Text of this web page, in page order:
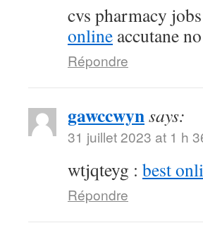
cvs pharmacy
online accutane
Répondre
gawccwynsays:
31 juillet 2023 at 1 h
wtjqteyg : best
Répondre